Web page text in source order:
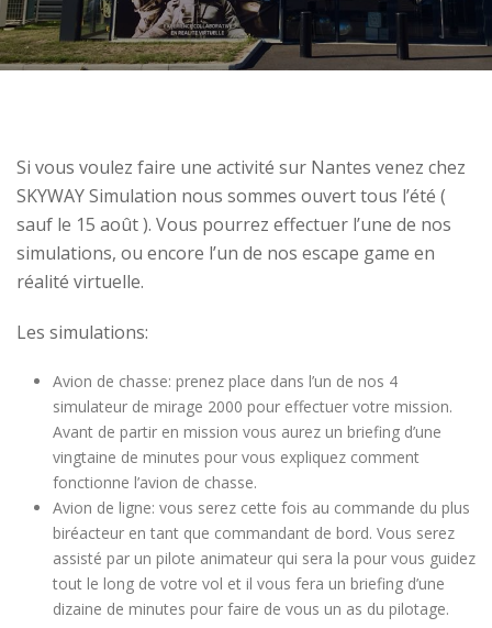
Si vous voulez faire une activité sur Nantes venez chez
SKYWAY Simulation nous sommes ouvert tous l’été (
sauf le 15 août ). Vous pourrez effectuer l’une de nos
simulations, ou encore l’un de nos escape game en
réalité virtuelle.
Les simulations:
Avion de chasse: prenez place dans l’un de nos 4
simulateur de mirage 2000 pour effectuer votre mission.
Avant de partir en mission vous aurez un briefing d’une
vingtaine de minutes pour vous expliquez comment
fonctionne l’avion de chasse.
Avion de ligne: vous serez cette fois au commande du plus
biréacteur en tant que commandant de bord. Vous serez
assisté par un pilote animateur qui sera la pour vous guidez
tout le long de votre vol et il vous fera un briefing d’une
dizaine de minutes pour faire de vous un as du pilotage.